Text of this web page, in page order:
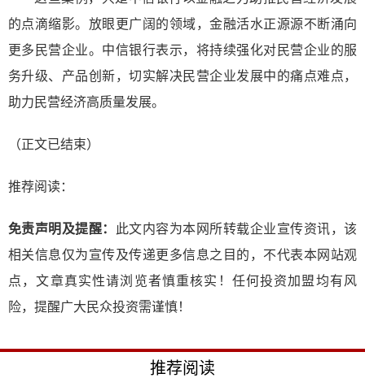
的点滴缩影。放眼更广阔的领域，金融活水正源源不断涌向
更多民营企业。中信银行表示，将持续强化对民营企业的服
务升级、产品创新，切实解决民营企业发展中的痛点难点，
助力民营经济高质量发展。
（正文已结束）
推荐阅读：
免责声明及提醒：
此文内容为本网所转载企业宣传资讯，该
相关信息仅为宣传及传递更多信息之目的，不代表本网站观
点，文章真实性请浏览者慎重核实！任何投资加盟均有风
险，提醒广大民众投资需谨慎！
推荐阅读